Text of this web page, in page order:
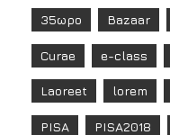
35ωρο Bazaar
Curae e-class
Laoreet lorem
PISA PISA2018